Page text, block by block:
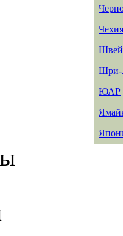
Чехия
Шри-
ЮАР